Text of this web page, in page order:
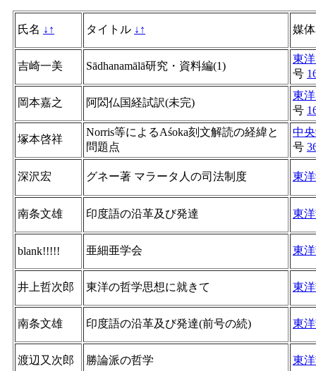
氏名 ↓ ↑ タイトル ↓ ↑ 媒
吉崎一美 Sādhanamālā研究・資料編(1)
東
号
岡本嘉之 阿閦仏国経試訳(未完)
東
号
塚本啓祥
Norris等によるAśoka刻文解読の経緯と
問題点
中
号
深沢宏 グネー著 マラータ人の司法制度 東
南条文雄 印度語の沿革及び発達 東
blank!!!!! 亜細亜学会 東
井上哲次郎 東洋の哲学思想に就きて 東
南条文雄 印度語の沿革及び発達(前号の続) 東
渡辺又次郎 勝論派の哲学 東